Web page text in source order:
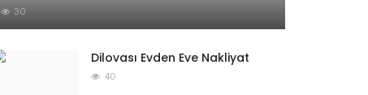
30
Dilovası Evden Eve Nakliyat
40